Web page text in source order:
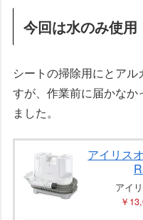
今回は水のみ使用
シートの掃除用にとア
すが、作業前に届かな
ました。
アイリス
アイ
￥